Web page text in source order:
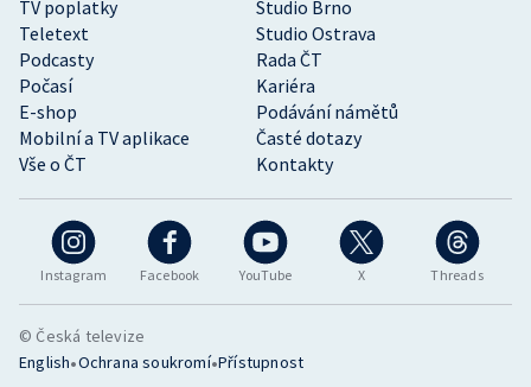
Instagram Facebook YouTube X Threads
TV poplatky
Studio Brno
Teletext
Studio Ostrava
Podcasty
Rada ČT
Počasí
Kariéra
E-shop
Podávání námětů
Mobilní a TV aplikace
Časté dotazy
Vše o ČT
Kontakty
© Česká televize
English•Ochrana soukromí•Přístupnost